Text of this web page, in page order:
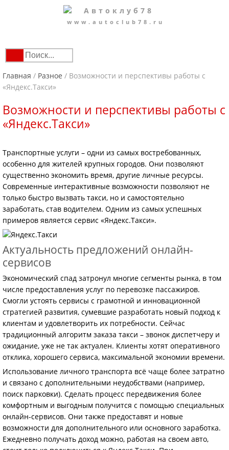
www.autoclub78.ru
Главная / Разное / Возможности и перспективы работы с
«Яндекс.Такси»
Возможности и перспективы работы с
«Яндекс.Такси»
Транспортные услуги – одни из самых востребованных,
особенно для жителей крупных городов. Они позволяют
существенно экономить время, другие личные ресурсы.
Современные интерактивные возможности позволяют не
только быстро вызвать такси, но и самостоятельно
заработать, став водителем. Одним из самых успешных
примеров является сервис «Яндекс.Такси».
Актуальность предложений онлайн-
сервисов
Экономический спад затронул многие сегменты рынка, в том
числе предоставления услуг по перевозке пассажиров.
Смогли устоять сервисы с грамотной и инновационной
стратегией развития, сумевшие разработать новый подход к
клиентам и удовлетворить их потребности. Сейчас
традиционный алгоритм заказа такси – звонок диспетчеру и
ожидание, уже не так актуален. Клиенты хотят оперативного
отклика, хорошего сервиса, максимальной экономии времени.
Использование личного транспорта всё чаще более затратно
и связано с дополнительными неудобствами (например,
поиск парковки). Сделать процесс передвижения более
комфортным и выгодным получится с помощью специальных
онлайн-сервисов. Они также предоставят и новые
возможности для дополнительного или основного заработка.
Ежедневно получать доход можно, работая на своем авто,